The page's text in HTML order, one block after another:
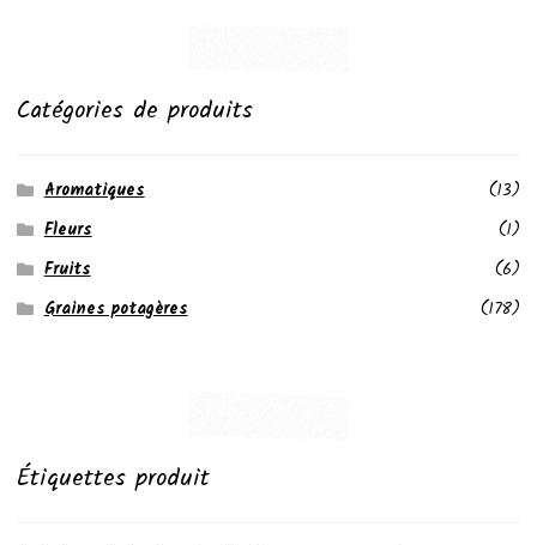
Catégories de produits
Aromatiques
(13)
Fleurs
(1)
Fruits
(6)
Graines potagères
(178)
Étiquettes produit